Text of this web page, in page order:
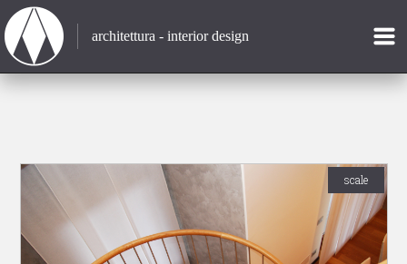
architettura - interior design
scale